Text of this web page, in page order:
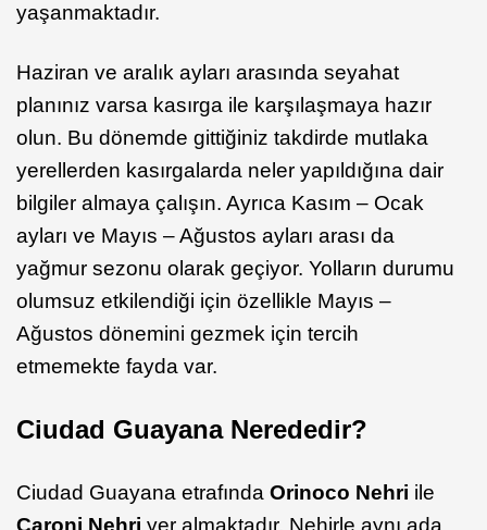
yaşanmaktadır.
Haziran ve aralık ayları arasında seyahat
planınız varsa kasırga ile karşılaşmaya hazır
olun. Bu dönemde gittiğiniz takdirde mutlaka
yerellerden kasırgalarda neler yapıldığına dair
bilgiler almaya çalışın. Ayrıca Kasım – Ocak
ayları ve Mayıs – Ağustos ayları arası da
yağmur sezonu olarak geçiyor. Yolların durumu
olumsuz etkilendiği için özellikle Mayıs –
Ağustos dönemini gezmek için tercih
etmemekte fayda var.
Ciudad Guayana Nerededir?
Ciudad Guayana etrafında Orinoco Nehri ile
Caroni Nehri yer almaktadır. Nehirle aynı ada